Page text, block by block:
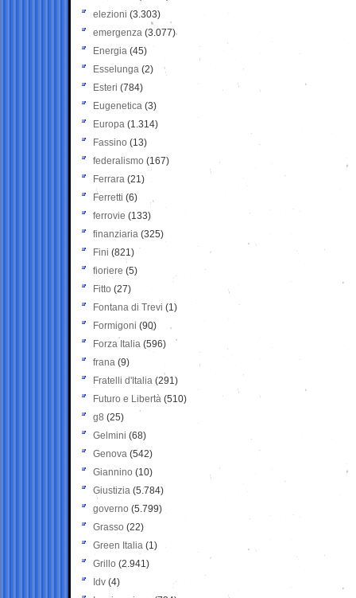
elezioni (3.303)
emergenza (3.077)
Energia (45)
Esselunga (2)
Esteri (784)
Eugenetica (3)
Europa (1.314)
Fassino (13)
federalismo (167)
Ferrara (21)
Ferretti (6)
ferrovie (133)
finanziaria (325)
Fini (821)
fioriere (5)
Fitto (27)
Fontana di Trevi (1)
Formigoni (90)
Forza Italia (596)
frana (9)
Fratelli d'Italia (291)
Futuro e Libertà (510)
g8 (25)
Gelmini (68)
Genova (542)
Giannino (10)
Giustizia (5.784)
governo (5.799)
Grasso (22)
Green Italia (1)
Grillo (2.941)
Idv (4)